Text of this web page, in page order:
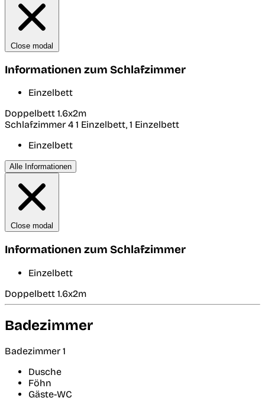
Close modal
Informationen zum Schlafzimmer
Einzelbett
Doppelbett 1.6x2m
Schlafzimmer 4 1 Einzelbett, 1 Einzelbett
Einzelbett
Alle Informationen
Close modal
Informationen zum Schlafzimmer
Einzelbett
Doppelbett 1.6x2m
Badezimmer
Badezimmer 1
Dusche
Föhn
Gäste-WC